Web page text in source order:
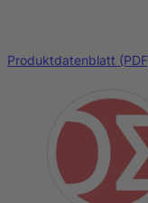
Produktdatenblatt